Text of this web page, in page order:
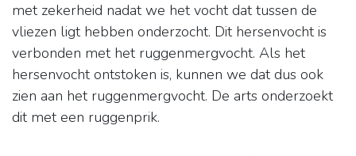
met zekerheid nadat we het vocht dat tussen de
vliezen ligt hebben onderzocht. Dit hersenvocht is
verbonden met het ruggenmergvocht. Als het
hersenvocht ontstoken is, kunnen we dat dus ook
zien aan het ruggenmergvocht. De arts onderzoekt
dit met een ruggenprik.